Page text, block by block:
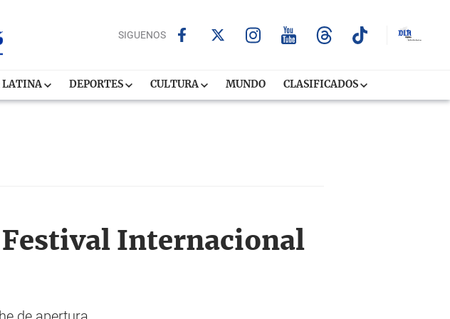
SIGUENOS
LATINA DEPORTES CULTURA MUNDO CLASIFICADOS
Internacional